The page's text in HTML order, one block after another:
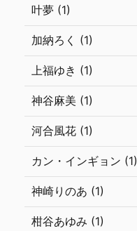
叶夢 (1)
加納ろく (1)
上福ゆき (1)
神谷麻美 (1)
河合風花 (1)
カン・インギョン (1)
神崎りのあ (1)
柑谷あゆみ (1)